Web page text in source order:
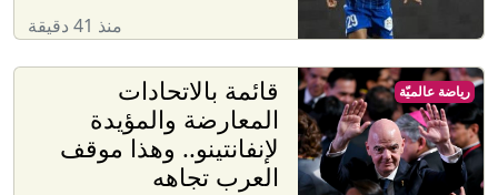
منذ 41 دقيقة
قائمة بالاتحادات
المعارضة والمؤيدة
لإنفانتينو.. وهذا موقف
العرب تجاهه
رياضة عالميّة